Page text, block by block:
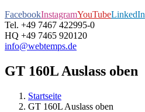
FacebookInstagramYouTubeLinkedIn
Tel. +49 7467 422995-0
HQ +49 7465 920120
info@webtemps.de
GT 160L Auslass oben
Startseite
GT 160L Auslass oben